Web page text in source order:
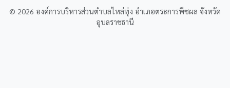
© 2026 องค์การบริหารส่วนตำบลไหล่ทุ่ง อำเภอตระการพืชผล จังหวัด
อุบลราชธานี